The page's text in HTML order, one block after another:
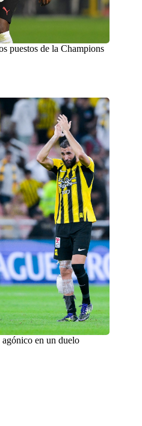
puestos de la Champions
en un duelo